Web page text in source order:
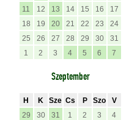
11
12 13 14 15 16
17
18
19 20 21 22 23
24
25
26 27 28 29 30
31
1
2 3 4 5 6 7
Szeptember
H K Sze Cs P Szo
V
29
30 31 1 2 3
4